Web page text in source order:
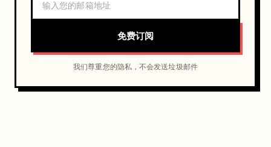
免费订阅
我们尊重您的隐私，不会发送垃圾邮件